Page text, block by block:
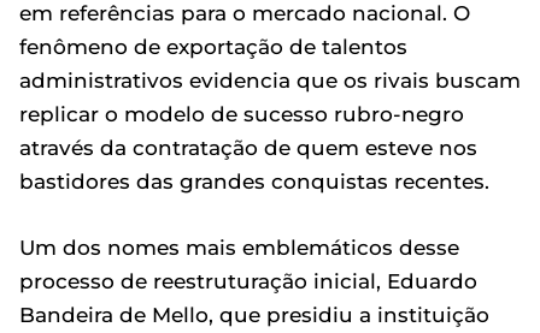
em referências para o mercado nacional. O
fenômeno de exportação de talentos
administrativos evidencia que os rivais buscam
replicar o modelo de sucesso rubro-negro
através da contratação de quem esteve nos
bastidores das grandes conquistas recentes.
Um dos nomes mais emblemáticos desse
processo de reestruturação inicial, Eduardo
Bandeira de Mello, que presidiu a instituição